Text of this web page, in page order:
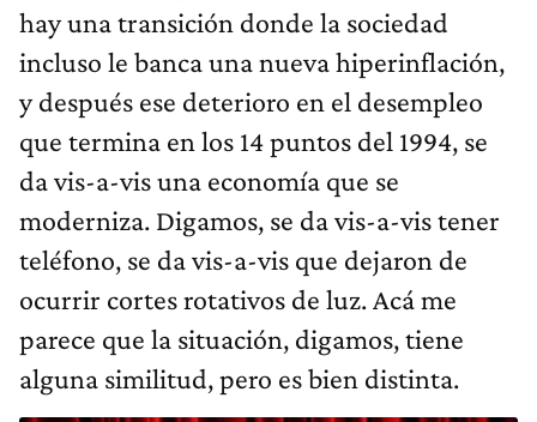
hay una transición donde la sociedad
incluso le banca una nueva hiperinflación,
y después ese deterioro en el desempleo
que termina en los 14 puntos del 1994, se
da vis-a-vis una economía que se
moderniza. Digamos, se da vis-a-vis tener
teléfono, se da vis-a-vis que dejaron de
ocurrir cortes rotativos de luz. Acá me
parece que la situación, digamos, tiene
alguna similitud, pero es bien distinta.